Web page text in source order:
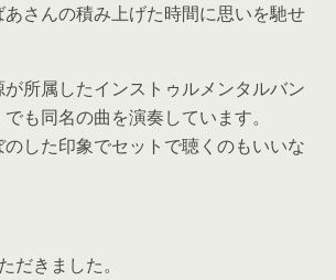
さんの積み上げた時間に思いを馳せ
所属したインストゥルメンタルバン
でも同名の曲を演奏しています。
した印象でセットで聴くのもいいな
だきました。